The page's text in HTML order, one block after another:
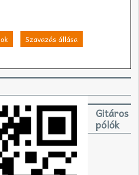
Szavazás állása
Gitáros
pólók